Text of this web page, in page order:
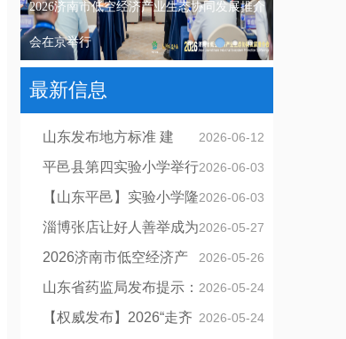
【权威发布】2026“走齐鲁”宣传采风活动正
式启动，六大媒体首站走进临沭
最新信息
2026-06-12
山东发布地方标准 建
设“无证明之省”
2026-06-03
平邑县第四实验小学举行
一年级分批入队仪式
2026-06-03
【山东平邑】实验小学隆
重举行“十好少年”表彰
2026-05-27
淄博张店让好人善举成为
城市最美底色
2026-05-26
2026济南市低空经济产
业生态协同发展推介会在京举行
2026-05-24
山东省药监局发布提示：
网购药品收到后 先扫“追溯码”核对
2026-05-24
【权威发布】2026“走齐